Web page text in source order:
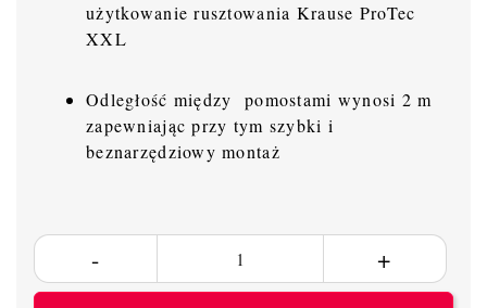
użytkowanie rusztowania Krause ProTec
XXL
Odległość między pomostami wynosi 2 m
zapewniając przy tym szybki i
beznarzędziowy montaż